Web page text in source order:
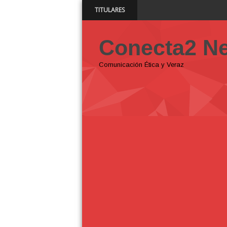
TITULARES
Conecta2
Comunicación Ética y Veraz